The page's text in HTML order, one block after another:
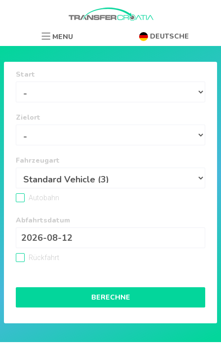
DEUTSCHE
MENU
Start
Zielort
Fahrzeugart
Autobahn
Abfahrtsdatum
Rückfahrt
BERECHNE